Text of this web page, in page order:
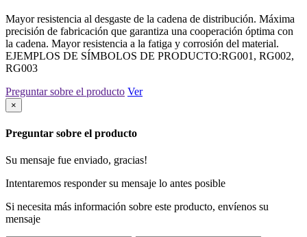
Mayor resistencia al desgaste de la cadena de distribución. Máxima
precisión de fabricación que garantiza una cooperación óptima con
la cadena. Mayor resistencia a la fatiga y corrosión del material.
EJEMPLOS DE SÍMBOLOS DE PRODUCTO:RG001, RG002,
RG003
Preguntar sobre el producto Ver
×
Preguntar sobre el producto
Su mensaje fue enviado, gracias!
Intentaremos responder su mensaje lo antes posible
Si necesita más información sobre este producto, envíenos su
mensaje